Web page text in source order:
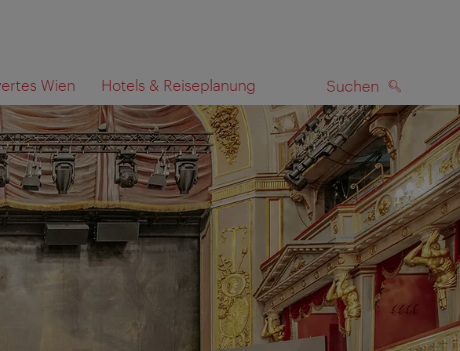
Wien Hotels & Reiseplanung Suchen
auf Karte anzeigen SUCHEN